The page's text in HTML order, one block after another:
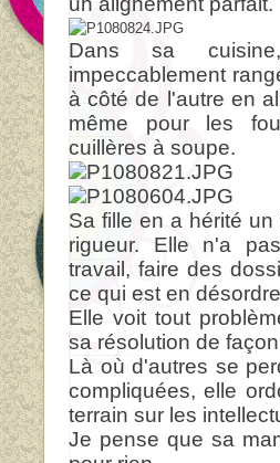
Dans sa
impeccablement
à côté de l'autre en
même pour les
cuillères à soupe.
Sa fille en a hérité
rigueur. Elle n'a
travail, faire des
ce qui est en
Elle voit tout
sa résolution de
Là où d'autres se
compliquées, elle
terrain sur les
Je pense que sa